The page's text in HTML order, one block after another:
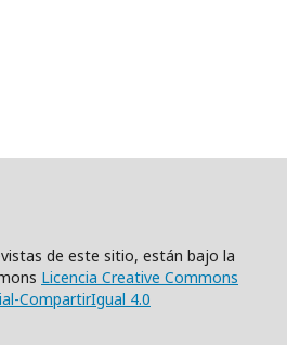
de este sitio, están bajo la
Licencia Creative Commons
CompartirIgual 4.0